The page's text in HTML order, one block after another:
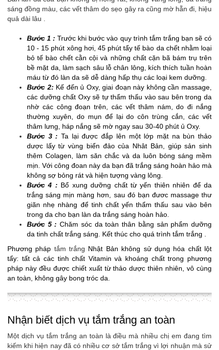
sáng đồng màu, các vết thâm do sẹo gây ra cũng mờ hẵn đi, hiệu
quả dài lâu .
Bước 1 : Trước khi bước vào quy trình tắm trắng bạn sẽ có
10 - 15 phút xông hơi, 45 phút tẩy tế bào da chết nhằm loại
bỏ tế bào chết cằn cội và những chất cặn bã bám trụ trên
bề mặt da, làm sạch sâu lỗ chân lông, kích thích tuần hoàn
máu từ đó làn da sẽ dễ dàng hấp thụ các loại kem dưỡng.
Bước 2: Kế đến ủ Oxy, giai đoạn này không cần massage,
các dưỡng chất Oxy sẽ tự thẩm thấu vào sau bên trong da
nhờ các công đoạn trên, các vết thâm nám, do đi nắng
thường xuyên, do mụn để lại do côn trùng cắn, các vết
thâm lưng, háp nắng sẽ mờ ngay sau 30-40 phút ủ Oxy.
Bước 3 : Ta lại được đắp lên một lớp mặt na bùn thảo
dược lấy từ vùng biển đảo của Nhât Bản, giúp sản sinh
thêm Colagen, làm săn chắc và da luôn bóng sáng mềm
mịn. Với công đoan này da bạn đã trắng sáng hoàn hảo mà
không sợ bỏng rát và hiện tượng vàng lông.
Bước 4 : Bổ xung dưỡng chất từ yến thiên nhiên để da
trắng sáng mịn màng hơn, sau đó bạn đươc massage thư
giãn nhẹ nhàng để tinh chất yến thẩm thấu sau vào bên
trong da cho bạn làn da trắng sáng hoàn hảo.
Bước 5 : Chăm sóc da toàn thân bằng sản phẩm dưỡng
da tinh chất trắng sáng. Kết thúc cho quá trình tắm trắng .
Phương pháp tắm trắng Nhật Bản không sử dụng hóa chất lột
tẩy: tất cả các tinh chất Vitamin và khoáng chất trong phương
pháp này đều được chiết xuất từ thảo dược thiên nhiên, vô cùng
an toàn, không gây bong tróc da.
Nhận biết dịch vụ tắm trắng an toàn
Một dịch vụ tắm trắng an toàn là điều mà nhiều chị em đang tìm
kiếm khi hiện nay đã có nhiều cơ sở tắm trắng vì lợi nhuận mà sử